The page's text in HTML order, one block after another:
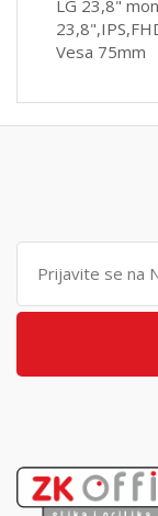
LG 23,8"
Vesa 75mm